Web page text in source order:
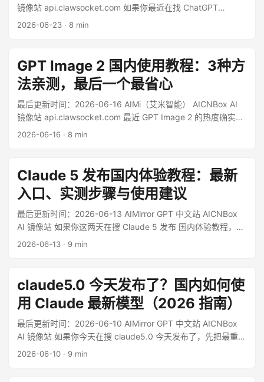
镜像站 api.clawsocket.com 如果你最近在找 ChatGPT
Images 2 教程，大概率不是想看一篇只会夸“效果炸裂”的宣传
真的拿来用；第三，国内用户今天最省事的上手路径是什么。
把这三件事讲清楚，比单纯罗列一堆案例图更有价值。 ...
2026-06-23 · 8 min
GPT Image 2 国内使用教程：3种方
法亲测，最后一个最省心
最后更新时间：2026-06-16 AIMi（艾米智能） AICNBox AI
镜像站 api.clawsocket.com 最近 GPT Image 2 的热度确实起
来了。做中文海报、电商详情页、UI 草图、角色设定、带排版
账号、网络、付费和 API 接入门槛。很多人第一反应都是：我
知道它强，可我今天到底怎么用？ ...
2026-06-16 · 8 min
Claude 5 发布国内体验教程：最新
入口、实测步骤与使用建议
最后更新时间：2026-06-13 AIMirror GPT 中文站 AICNBox
AI 镜像站 如果你这两天在搜 Claude 5 发布 国内体验教程，先
把最关键的一句话说清楚：按 Anthropic 在 2026 年 6 月 9 日
同一批次里还提到了 Claude Mythos 5，但它目前属于 limited
availability，并不是普通用户今天就能直接稳定用上的版本。
[^1] ...
2026-06-13 · 9 min
claude5.0 今天发布了？国内如何使
用 Claude 最新模型（2026 指南）
最后更新时间：2026-06-10 AIMirror GPT 中文站 AICNBox
AI 镜像站 如果你今天在搜 claude5.0 今天发布了，先把最重要
的一件事说清楚：按 Anthropic 2026 年 6 月 9 日的官方公
2026-06-10 · 9 min